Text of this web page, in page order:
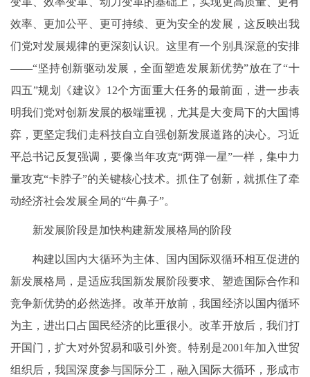
效率、更加公平、更可持续、更为安全的发展，这反映出我
们党对发展规律的更深刻认识。这里有一个别具深意的安排
——“坚持创新驱动发展，全面塑造发展新优势”放在了“十
四五”规划《建议》12个方面重大任务的最前面，进一步表
明我们党对创新发展的极端重视，尤其是大变局下的大国博
弈，更坚定我们走科技自立自强创新发展道路的决心。习近
平总书记反复强调，要像当年攻克“两弹一星”一样，集中力
量攻克“卡脖子”的关键核心技术。抓住了创新，就抓住了牵
动经济社会发展全局的“牛鼻子”。
新发展阶段是加快构建新发展格局的阶段
构建以国内大循环为主体、国内国际双循环相互促进的
新发展格局，是适应我国新发展阶段要求、塑造国际合作和
竞争新优势的必然选择。改革开放前，我国经济以国内循环
为主，进出口占国民经济的比重很小。改革开放后，我们打
开国门，扩大对外贸易和吸引外资。特别是2001年加入世贸
组织后，我国深度参与国际分工，融入国际大循环，形成市